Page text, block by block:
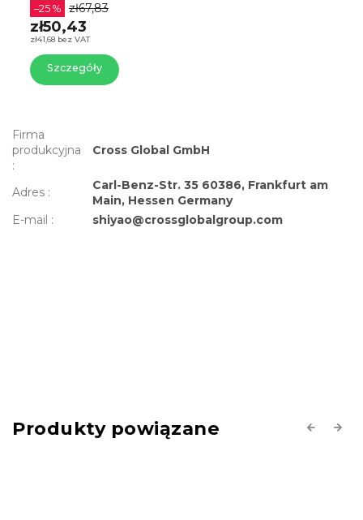
zł41,68 bez VAT
–25 % zł67,83
zł50,43
Szczegóły
Firma
produkcyjna
:
Cross Global GmbH
Adres :
Carl-Benz-Str. 35 60386, Frankfurt am
Main, Hessen Germany
E-mail : shiyao@crossglobalgroup.com
Produkty powiązane Previous
Next